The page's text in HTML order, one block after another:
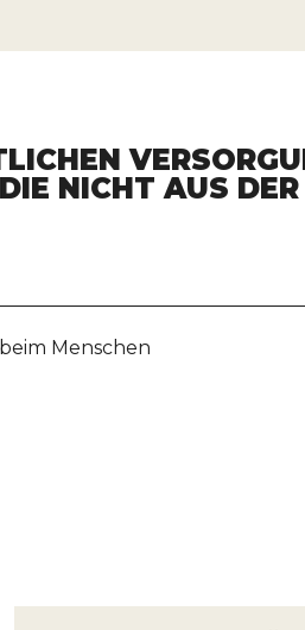
NICHT AUS DER
Menschen